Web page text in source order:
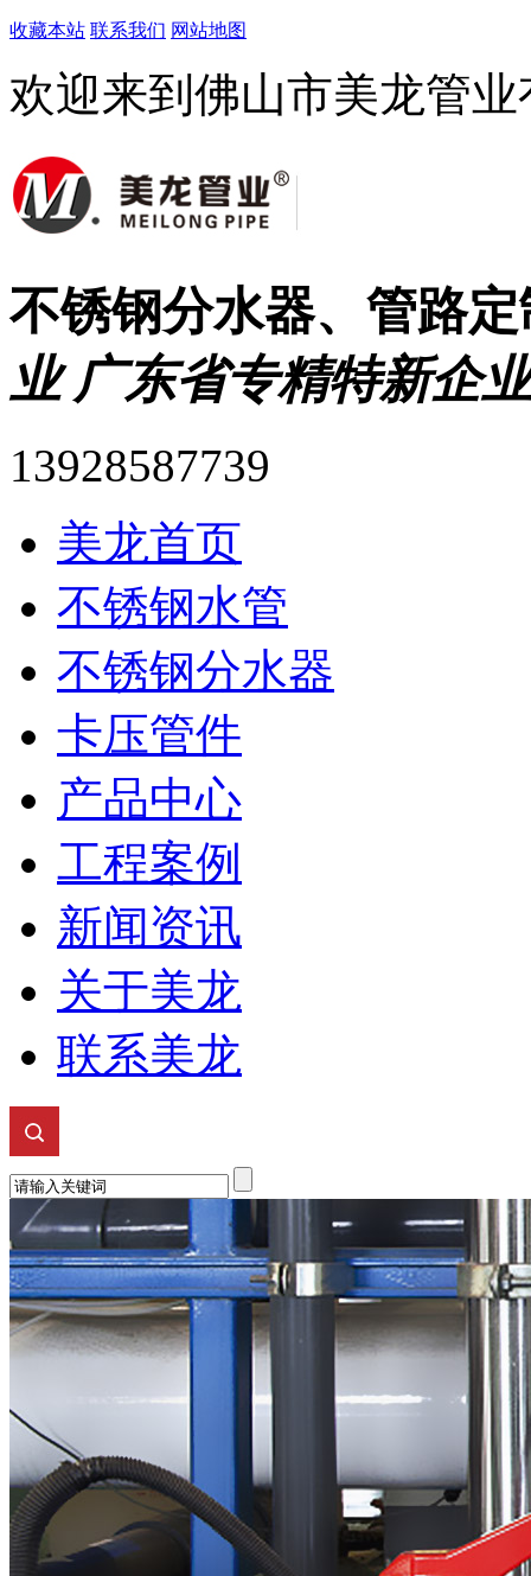
收藏本站 联系我们 网站地图
欢迎来到佛山市美龙管
不锈钢分水器、管路
业 广东省专精特新企
13928587739
美龙首页
不锈钢水管
不锈钢分水器
卡压管件
产品中心
工程案例
新闻资讯
关于美龙
联系美龙